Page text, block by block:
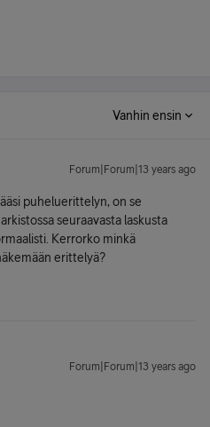
Vanhin ensin
Forum|Forum|13 years ago
puheluerittelyn, on se
seuraavasta laskusta
Kerrorko minkä
erittelyä?
Forum|Forum|13 years ago